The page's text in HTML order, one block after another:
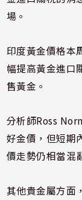
場。
印度黃金價格本
幅提高黃金進口
售黃金。
分析師Ross
好金價，但短期
價走勢仍相當混
其他貴金屬方面